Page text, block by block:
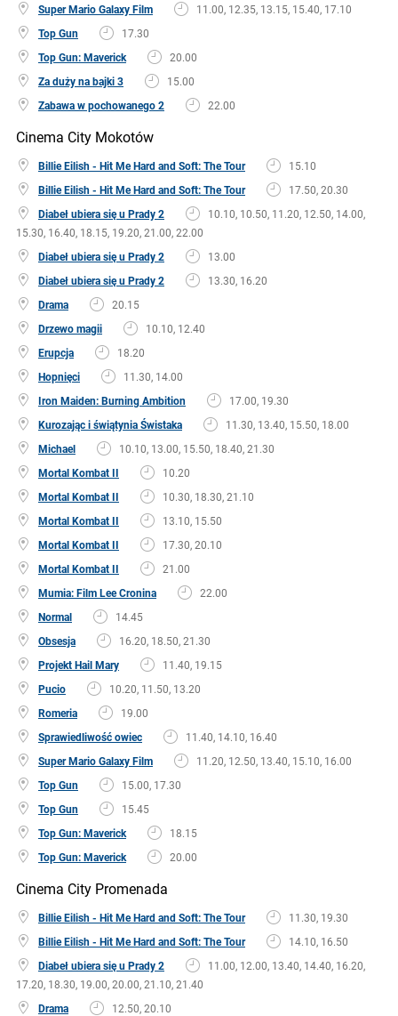
Super Mario Galaxy Film
11.00, 12.35, 13.15, 15.40, 17.10
Top Gun
17.30
Top Gun: Maverick
20.00
Za duży na bajki 3
15.00
Zabawa w pochowanego 2
22.00
Cinema City Mokotów
Billie Eilish - Hit Me Hard and Soft: The Tour
15.10
Billie Eilish - Hit Me Hard and Soft: The Tour
17.50, 20.30
Diabeł ubiera się u Prady 2
10.10, 10.50, 11.20, 12.50, 14.00,
15.30, 16.40, 18.15, 19.20, 21.00, 22.00
Diabeł ubiera się u Prady 2
13.00
Diabeł ubiera się u Prady 2
13.30, 16.20
Drama
20.15
Drzewo magii
10.10, 12.40
Erupcja
18.20
Hopnięci
11.30, 14.00
Iron Maiden: Burning Ambition
17.00, 19.30
Kurozając i świątynia Świstaka
11.30, 13.40, 15.50, 18.00
Michael
10.10, 13.00, 15.50, 18.40, 21.30
Mortal Kombat II
10.20
Mortal Kombat II
10.30, 18.30, 21.10
Mortal Kombat II
13.10, 15.50
Mortal Kombat II
17.30, 20.10
Mortal Kombat II
21.00
Mumia: Film Lee Cronina
22.00
Normal
14.45
Obsesja
16.20, 18.50, 21.30
Projekt Hail Mary
11.40, 19.15
Pucio
10.20, 11.50, 13.20
Romeria
19.00
Sprawiedliwość owiec
11.40, 14.10, 16.40
Super Mario Galaxy Film
11.20, 12.50, 13.40, 15.10, 16.00
Top Gun
15.00, 17.30
Top Gun
15.45
Top Gun: Maverick
18.15
Top Gun: Maverick
20.00
Cinema City Promenada
Billie Eilish - Hit Me Hard and Soft: The Tour
11.30, 19.30
Billie Eilish - Hit Me Hard and Soft: The Tour
14.10, 16.50
Diabeł ubiera się u Prady 2
11.00, 12.00, 13.40, 14.40, 16.20,
17.20, 18.30, 19.00, 20.00, 21.10, 21.40
Drama
12.50, 20.10